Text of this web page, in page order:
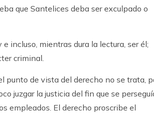
que Santelices deba ser exculpado o
incluso, mientras dura la lectura, ser él;
criminal.
punto de vista del derecho no se trata,
juzgar la justicia del fin que se
empleados. El derecho proscribe el